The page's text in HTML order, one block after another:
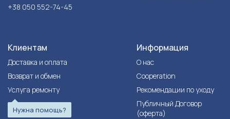
+38 050 552-74-45
Клиентам
Доставка и оплата
Возврат и обмен
Услуга ремонту
Нужна помощь?
Информация
О нас
Cooperation
Рекомендации по уходу
Публичный Договор
(оферта)